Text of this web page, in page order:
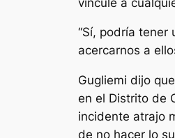
“Sí, podría tener
acercarnos a
Gugliemi dijo
en el Distrito de
incidente atrajo
de no hacer lo